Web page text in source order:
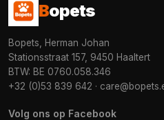
Bopets
Bopets, Herman Johan
Stationsstraat 157, 9450 Haaltert
BTW: BE 0760.058.346
+32 (0)53 839 642 ·
Volg ons op Facebook